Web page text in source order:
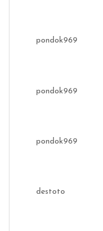
pondok969
pondok969
pondok969
destoto